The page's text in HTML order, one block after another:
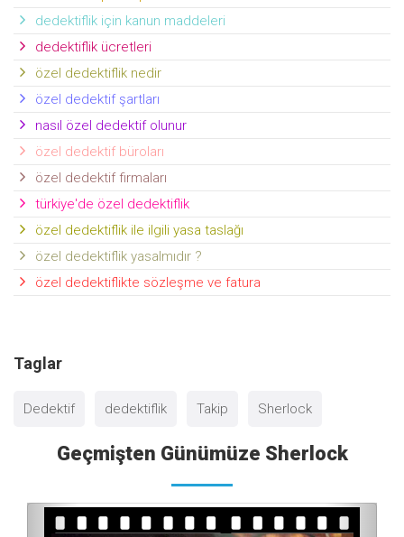
dedektiflik için kanun maddeleri
dedektiflik ücretleri
özel dedektiflik nedir
özel dedektif şartları
nasıl özel dedektif olunur
özel dedektif büroları
özel dedektif firmaları
türkiye'de özel dedektiflik
özel dedektiflik ile ilgili yasa taslağı
özel dedektiflik yasalmıdır ?
özel dedektiflikte sözleşme ve fatura
Taglar
Dedektif dedektiflik Takip Sherlock
Geçmişten Günümüze Sherlock